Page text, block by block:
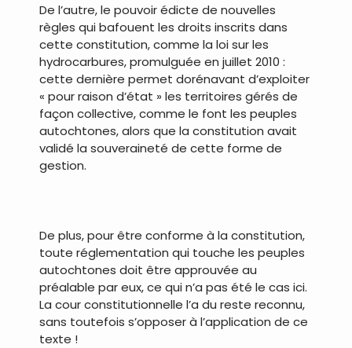
De l’autre, le pouvoir édicte de nouvelles
règles qui bafouent les droits inscrits dans
cette constitution, comme la loi sur les
hydrocarbures, promulguée en juillet 2010 :
cette dernière permet dorénavant d’exploiter
« pour raison d’état » les territoires gérés de
façon collective, comme le font les peuples
autochtones, alors que la constitution avait
validé la souveraineté de cette forme de
gestion.
De plus, pour être conforme à la constitution,
toute réglementation qui touche les peuples
autochtones doit être approuvée au
préalable par eux, ce qui n’a pas été le cas ici.
La cour constitutionnelle l’a du reste reconnu,
sans toutefois s’opposer à l’application de ce
texte !